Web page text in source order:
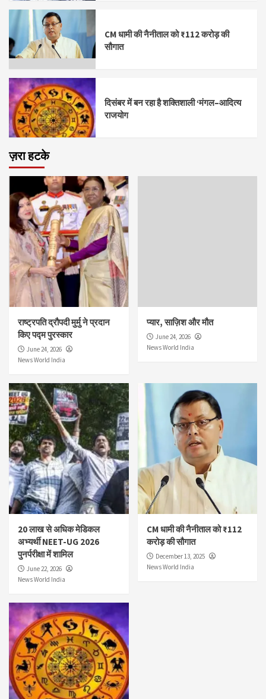
CM धामी की नैनीताल को ₹112 करोड़ की
सौगात
दिसंबर में बन रहा है शक्तिशाली ‘मंगल–आदित्य
राजयोग
ज़रा हटके
राष्ट्रपति द्रौपदी मुर्मु ने प्रदान
किए पद्म पुरस्कार
June 24, 2026
News World India
प्यार, साज़िश और मौत
June 24, 2026
News World India
20 लाख से अधिक मेडिकल
अभ्यर्थी NEET-UG 2026
पुनर्परीक्षा में शामिल
June 22, 2026
News World India
CM धामी की नैनीताल को ₹112
करोड़ की सौगात
December 13, 2025
News World India